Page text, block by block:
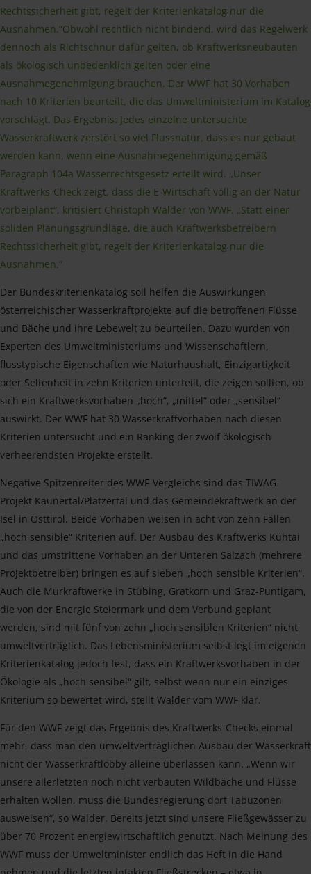
Rechtssicherheit gibt, regelt der Kriterienkatalog nur die
Ausnahmen.“Obwohl rechtlich nicht bindend, wird das Regelwerk
dennoch als Richtschnur dafür gelten, ob Kraftwerksneubauten
als ökologisch unbedenklich gelten oder eine
Ausnahmegenehmigung brauchen. Der WWF hat 30 Vorhaben
nach 10 Kriterien beurteilt, die das Umweltministerium im Katalog
vorschlägt. Das Ergebnis: Jedes einzelne untersuchte
Wasserkraftwerk zerstört so viel Flussnatur, dass es nur gebaut
werden kann, wenn eine Ausnahmegenehmigung gemäß
Paragraph 104a Wasserrechtsgesetz erteilt wird. „Unser
Kraftwerks-Check zeigt, dass die E-Wirtschaft völlig an der Natur
vorbeiplant“, kritisiert Christoph Walder von WWF. „Statt einer
soliden Planungsgrundlage, die auch Kraftwerksbetreibern
Rechtssicherheit gibt, regelt der Kriterienkatalog nur die
Ausnahmen.“
Der Bundeskriterienkatalog soll helfen die Auswirkungen
österreichischer Wasserkraftprojekte auf die betroffenen Flüsse
und Bäche und ihre Lebewelt zu beurteilen. Dazu wurden von
Experten des Umweltministeriums und Wissenschaftlern,
flusstypische Eigenschaften wie Naturhaushalt, Einzigartigkeit
oder Seltenheit in zehn Kriterien unterteilt, die zeigen sollten, ob
sich ein Kraftwerksvorhaben „hoch“, „mittel“ oder „sensibel“
auswirkt. Der WWF hat 30 Wasserkraftvorhaben nach diesen
Kriterien untersucht und ein Ranking der zwölf ökologisch
verheerendsten Projekte erstellt.
Negative Spitzenreiter des WWF-Vergleichs sind das TIWAG-
Projekt Kaunertal/Platzertal und das Gemeindekraftwerk an der
Isel in Osttirol. Beide Vorhaben weisen in acht von zehn Fällen
„hoch sensible“ Kriterien auf. Der Ausbau des Kraftwerks Kühtai
und das umstrittene Vorhaben an der Unteren Salzach (mehrere
Projektbetreiber) bringen es auf sieben „hoch sensible Kriterien“.
Auch die Murkraftwerke in Stübing, Gratkorn und Graz-Puntigam,
die von der Energie Steiermark und dem Verbund geplant
werden, sind mit fünf von zehn „hoch sensiblen Kriterien“ nicht
umweltverträglich. Das Lebensministerium selbst legt im eigenen
Kriterienkatalog jedoch fest, dass ein Kraftwerksvorhaben in der
Ökologie als „hoch sensibel“ gilt, selbst wenn nur ein einziges
Kriterium so bewertet wird, stellt Walder vom WWF klar.
Für den WWF zeigt das Ergebnis des Kraftwerks-Checks einmal
mehr, dass man den umweltverträglichen Ausbau der Wasserkraft
nicht der Wasserkraftlobby alleine überlassen kann. „Wenn wir
unsere allerletzten noch nicht verbauten Wildbäche und Flüsse
erhalten wollen, muss die Bundesregierung dort Tabuzonen
ausweisen“, so Walder. Bereits jetzt sind unsere Fließgewässer zu
über 70 Prozent energiewirtschaftlich genutzt. Nach Meinung des
WWF muss der Umweltminister endlich das Heft in die Hand